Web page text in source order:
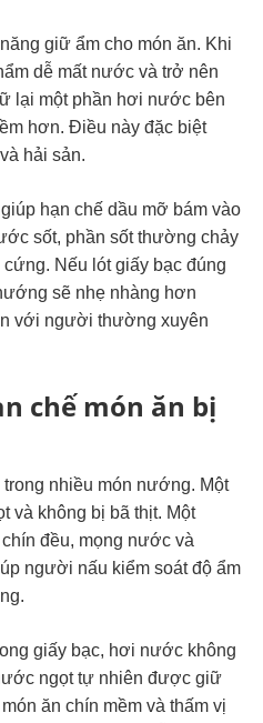
giữ ẩm cho món ăn. Khi
dễ mất nước và trở nên
lại một phần hơi nước bên
hơn. Điều này đặc biệt
hải sản.
hạn chế dầu mỡ bám vào
sốt, phần sốt thường chảy
Nếu lót giấy bạc đúng
sẽ nhẹ nhàng hơn
với người thường xuyên
chế món ăn bị
nhiều món nướng. Một
và không bị bã thịt. Một
đều, mọng nước và
người nấu kiểm soát độ ẩm
giấy bạc, hơi nước không
ngọt tự nhiên được giữ
ăn chín mềm và thấm vị